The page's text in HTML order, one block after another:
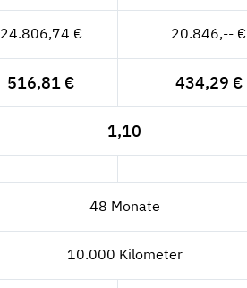
24.806,74 € 20.846,-- €
516,81 € 434,29 €
1,10
48 Monate
10.000 Kilometer